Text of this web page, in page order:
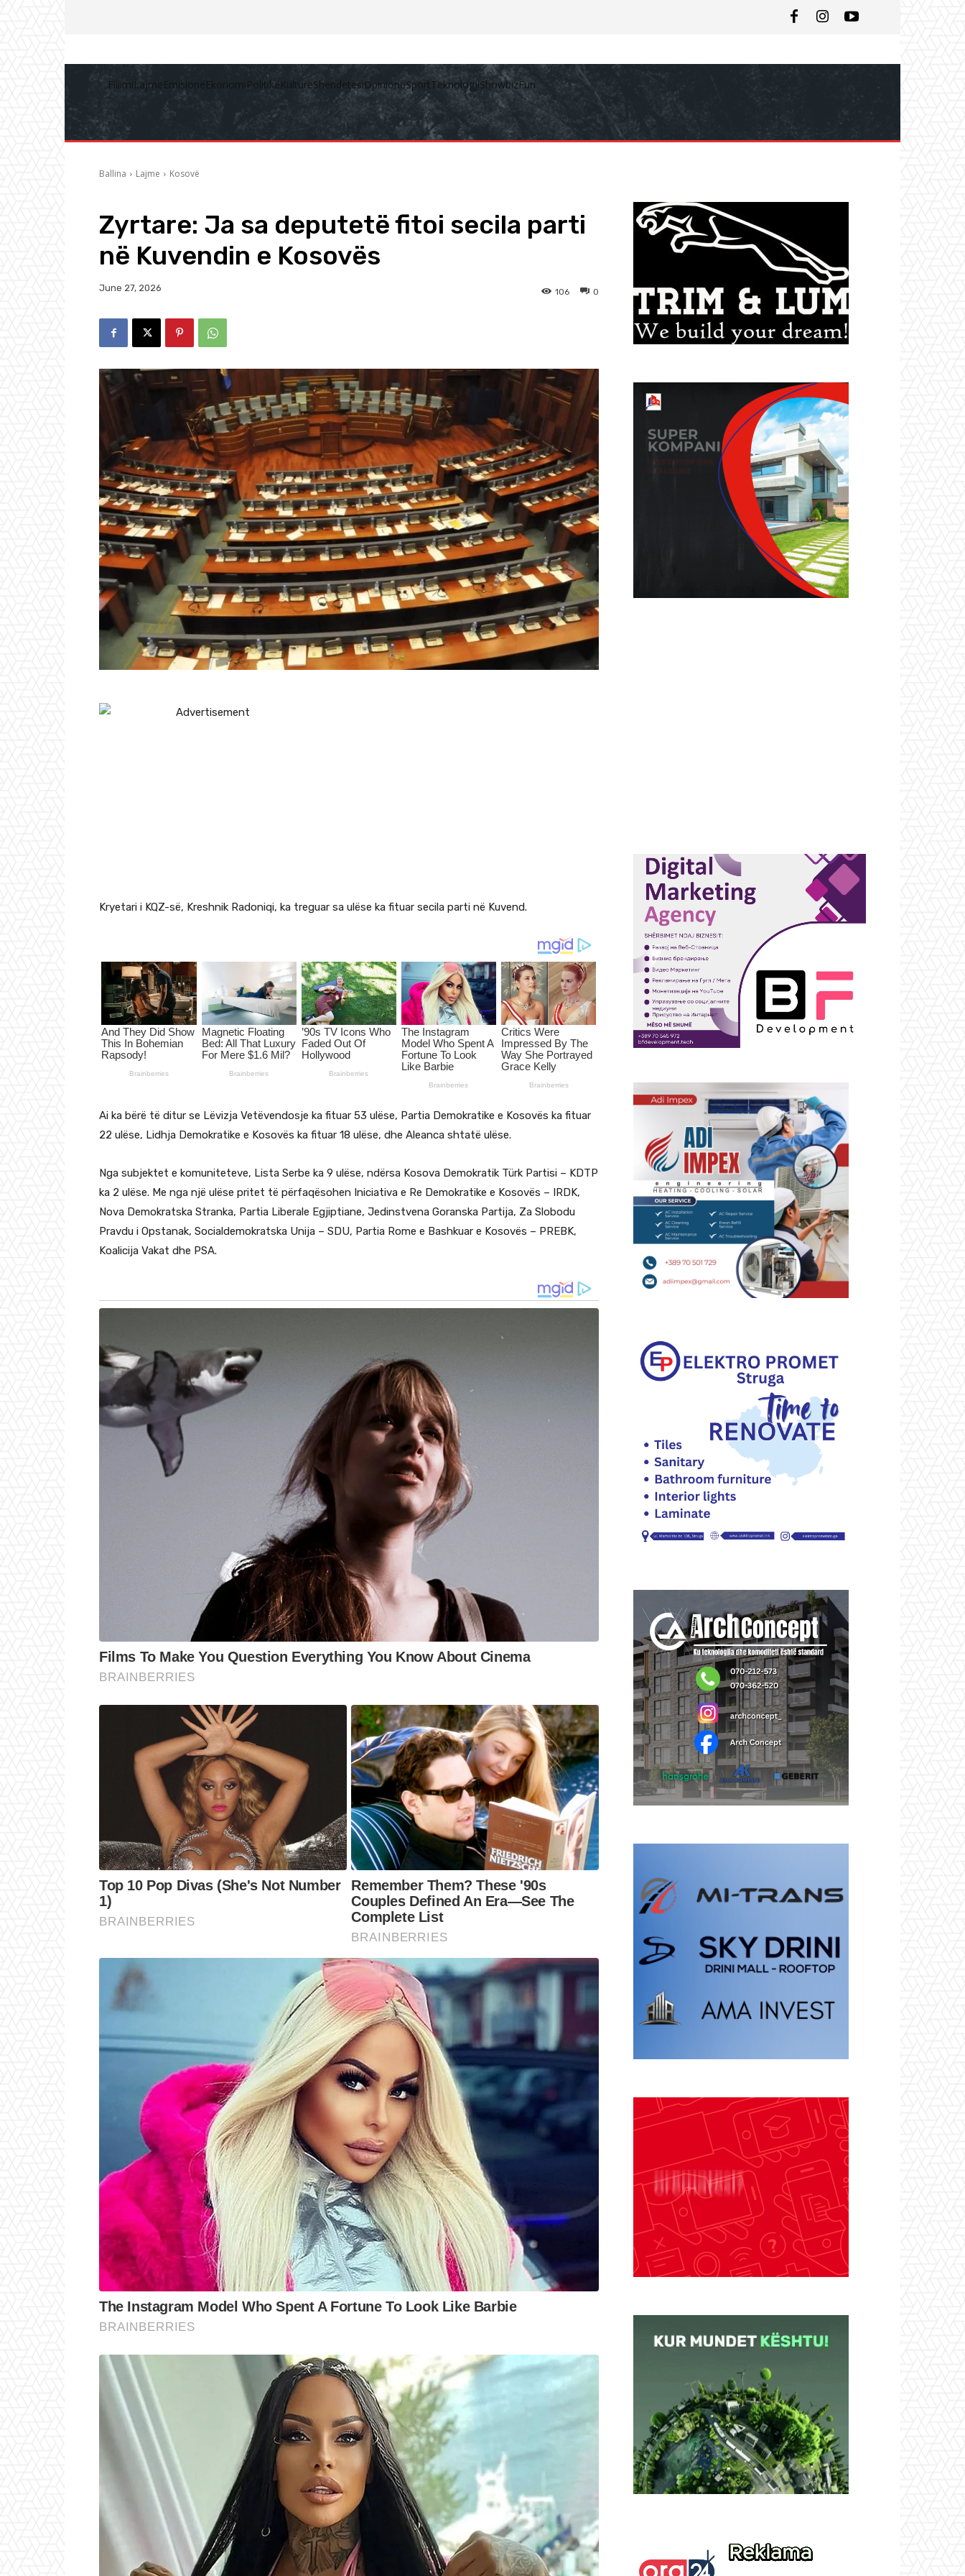
FillimiLajmeEmisioneEkonomiPolitikëKulturëShëndetësiOpinioneSportTeknologjiShowbizFun
Ballina Lajme Kosovë
Zyrtare: Ja sa deputetë fitoi secila parti
në Kuvendin e Kosovës
June 27, 2026 0
106
Kryetari i KQZ-së, Kreshnik Radoniqi, ka treguar sa ulëse ka fituar secila parti në Kuvend.
Ai ka bërë të ditur se Lëvizja Vetëvendosje ka fituar 53 ulëse, Partia Demokratike e Kosovës ka fituar
22 ulëse, Lidhja Demokratike e Kosovës ka fituar 18 ulëse, dhe Aleanca shtatë ulëse.
Nga subjektet e komuniteteve, Lista Serbe ka 9 ulëse, ndërsa Kosova Demokratik Türk Partisi – KDTP
ka 2 ulëse. Me nga një ulëse pritet të përfaqësohen Iniciativa e Re Demokratike e Kosovës – IRDK,
Nova Demokratska Stranka, Partia Liberale Egjiptiane, Jedinstvena Goranska Partija, Za Slobodu
Pravdu i Opstanak, Socialdemokratska Unija – SDU, Partia Rome e Bashkuar e Kosovës – PREBK,
Koalicija Vakat dhe PSA.